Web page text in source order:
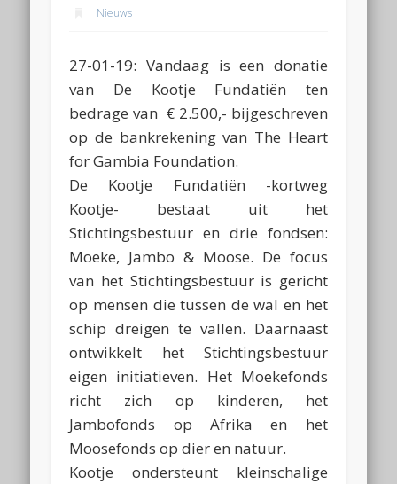
Nieuws
27-01-19: Vandaag is een donatie
van De Kootje Fundatiën ten
bedrage van € 2.500,- bijgeschreven
op de bankrekening van The Heart
for Gambia Foundation.
De Kootje Fundatiën -kortweg
Kootje- bestaat uit het
Stichtingsbestuur en drie fondsen:
Moeke, Jambo & Moose. De focus
van het Stichtingsbestuur is gericht
op mensen die tussen de wal en het
schip dreigen te vallen. Daarnaast
ontwikkelt het Stichtingsbestuur
eigen initiatieven. Het Moekefonds
richt zich op kinderen, het
Jambofonds op Afrika en het
Moosefonds op dier en natuur.
Kootje ondersteunt kleinschalige